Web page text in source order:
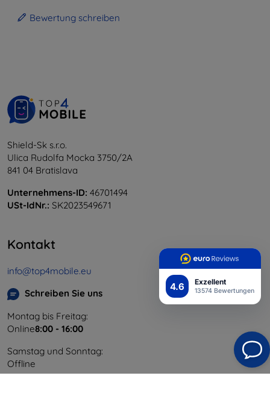
4.6 Exzellent
13574 Bewertungen
Bewertung schreiben
Shield-Sk s.r.o.
Ulica Rudolfa Mocka 3750/2A
841 04 Bratislava
Unternehmens-ID: 46701494
USt-IdNr.: SK2023549671
Kontakt
info@top4mobile.eu
Schreiben Sie uns
Montag bis Freitag:
Online8:00 - 16:00
Samstag und Sonntag:
Offline